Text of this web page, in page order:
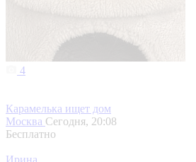
4
Карамелька ищет дом
Москва Сегодня, 20:08
Бесплатно